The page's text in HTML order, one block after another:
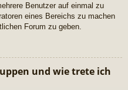
Benutzer auf einmal zu
eines Bereichs zu machen
Forum zu geben.
und wie trete ich